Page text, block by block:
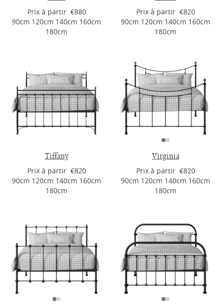
Prix ​​à partir €880
90cm 120cm 140cm 160cm
180cm
Prix ​​à partir €820
90cm 120cm 140cm 160cm
180cm
Tiffany
Prix ​​à partir €820
90cm 120cm 140cm 160cm
180cm
Virginia
Prix ​​à partir €820
90cm 120cm 140cm 160cm
180cm